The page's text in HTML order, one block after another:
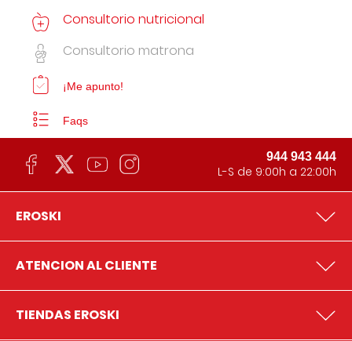
Consultorio nutricional
Consultorio matrona
¡Me apunto!
Faqs
944 943 444
L-S de 9:00h a 22:00h
EROSKI
ATENCION AL CLIENTE
TIENDAS EROSKI